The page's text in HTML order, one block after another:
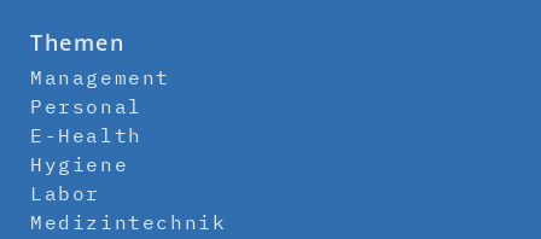
Themen
Management
Personal
E-Health
Hygiene
Labor
Medizintechnik